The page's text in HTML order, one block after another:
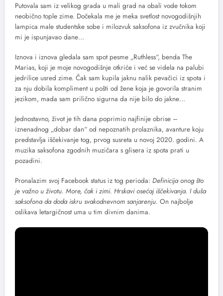
Putovala sam iz velikog grada u mali grad na obali vode tokom
neobično tople zime. Dočekala me je meka svetlost novogodišnjih
lampica male studentske sobe i milozvuk saksofona iz zvučnika koji
mi je ispunjavao dane…
Iznova i iznova gledala sam spot pesme „Ruthless“, benda The
Marias, koji je moje novogodišnje otkriće i već se videla na palubi
jedrilice usred zime. Čak sam kupila jaknu nalik pevačici iz spota i
za nju dobila kompliment u pošti od žene koja je govorila stranim
jezikom, mada sam prilično sigurna da nije bilo do jakne…
Jednostavno, život je tih dana poprimio najfinije obrise –
iznenadnog „dobar dan“ od nepoznatih prolaznika, avanture koju
predstavlja iščekivanje tog, prvog susreta u novoj 2020. godini. A
muzika saksofona zgodnih muzičara s glisera iz spota prati u
pozadini.
Pronalazim svoj Facebook status iz tog perioda: Definicija onog što
je važno u životu. More, čak i zimi. Hrskavi osećaj iščekivanja. I duša
saksofona da doda iskru svakodnevnom sanjarenju. On najbolje
oslikava letargičnost uma u tim divnim danima.